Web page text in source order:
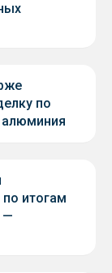
по
алюминия
итогам
—